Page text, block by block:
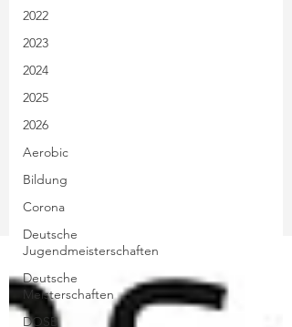
2022
2023
2024
2025
2026
Aerobic
Bildung
Corona
Deutsche
Jugendmeisterschaften
Deutsche
Meisterschaften
DOSB